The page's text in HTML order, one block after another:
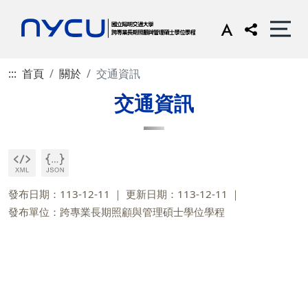
::: 首頁 關於 交通資訊
交通資訊
發布日期：113-12-11
更新日期：113-12-11
發布單位：跨專業長期照顧與管理碩士學位學程